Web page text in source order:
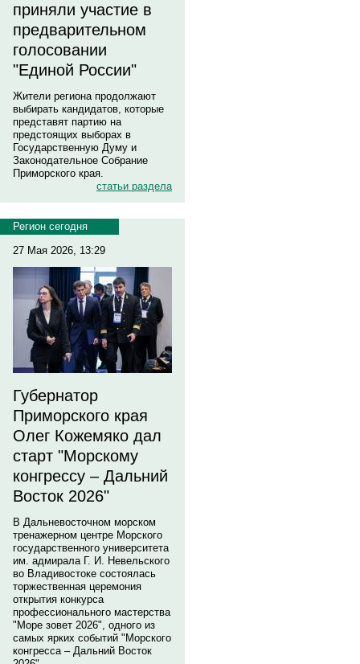
приняли участие в
предварительном
голосовании
"Единой России"
Жители региона продолжают
выбирать кандидатов, которые
представят партию на
предстоящих выборах в
Государственную Думу и
Законодательное Собрание
Приморского края.
статьи раздела
Регион сегодня
27 Мая 2026, 13:29
Губернатор
Приморского края
Олег Кожемяко дал
старт "Морскому
конгрессу – Дальний
Восток 2026"
В Дальневосточном морском
тренажерном центре Морского
государственного университета
им. адмирала Г. И. Невельского
во Владивостоке состоялась
торжественная церемония
открытия конкурса
профессионального мастерства
"Море зовет 2026", одного из
самых ярких событий "Морского
конгресса – Дальний Восток